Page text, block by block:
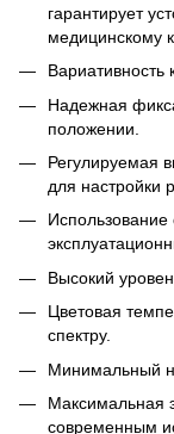
гарантирует
медицинскому
Вариативность
Надежная
положении.
Регулируемая
для настройки
Высокий
Цветовая
спектру.
Минимальный
Максимальная
современным